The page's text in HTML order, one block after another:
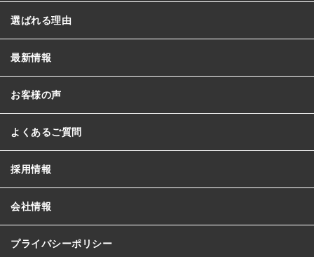
選ばれる理由
最新情報
お客様の声
よくあるご質問
採用情報
会社情報
プライバシーポリシー